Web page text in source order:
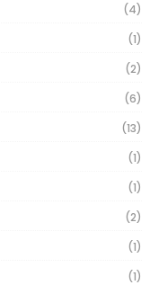
(4)
(1)
(2)
(6)
(13)
(1)
(1)
(2)
(1)
(1)